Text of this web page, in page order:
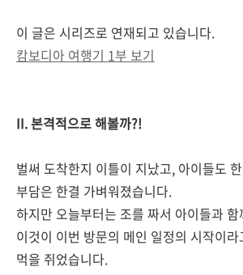
이 글은 시리즈로 연재되고 있습니다.
캄보디아 여행기 1부 보기
II. 본격적으로 해볼까?!
벌써 도착한지 이틀이 지났고, 아이들도
부담은 한결 가벼워졌습니다.
하지만 오늘부터는 조를 짜서 아이들과
이것이 이번 방문의 메인 일정의 시작이
먹을 쥐었습니다.